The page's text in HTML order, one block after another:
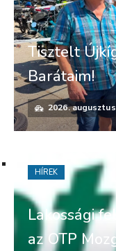
Tisztelt
Barátaim!
2026.
Lakossági
az OTP
HÍREK